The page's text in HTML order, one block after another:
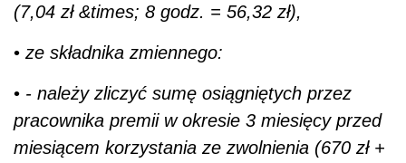
(7,04 zł &times; 8 godz. = 56,32 zł),
• ze składnika zmiennego:
• - należy zliczyć sumę osiągniętych przez
pracownika premii w okresie 3 miesięcy przed
miesiącem korzystania ze zwolnienia (670 zł +